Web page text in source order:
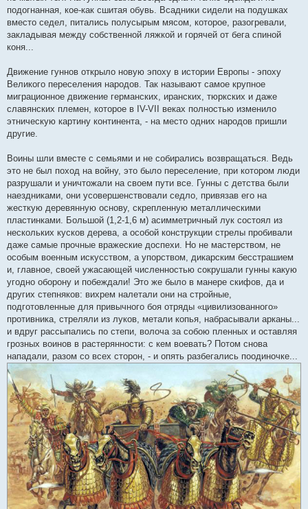
подогнанная, кое-как сшитая обувь. Всадники сидели на подушках
вместо седел, питались полусырым мясом, которое, разогревали,
закладывая между собственной ляжкой и горячей от бега спиной
коня...
Движение гуннов открыло новую эпоху в истории Европы - эпоху
Великого переселения народов. Так называют самое крупное
миграционное движение германских, иранских, тюркских и даже
славянских племен, которое в IV-VII веках полностью изменило
этническую картину континента, - на место одних народов пришли
другие.
Воины шли вместе с семьями и не собирались возвращаться. Ведь
это не был поход на войну, это было переселение, при котором люди
разрушали и уничтожали на своем пути все. Гунны с детства были
наездниками, они усовершенствовали седло, привязав его на
жесткую деревянную основу, скрепленную металлическими
пластинками. Большой (1,2-1,6 м) асимметричный лук состоял из
нескольких кусков дерева, а особой конструкции стрелы пробивали
даже самые прочные вражеские доспехи. Но не мастерством, не
особым военным искусством, а упорством, дикарским бесстрашием
и, главное, своей ужасающей численностью сокрушали гунны какую
угодно оборону и побеждали! Это же было в манере скифов, да и
других степняков: вихрем налетали они на стройные,
подготовленные для привычного боя отряды «цивилизованного»
противника, стреляли из луков, метали копья, набрасывали арканы...
и вдруг рассыпались по степи, волоча за собою пленных и оставляя
грозных воинов в растерянности: с кем воевать? Потом снова
нападали, разом со всех сторон, - и опять разбегались поодиночке...